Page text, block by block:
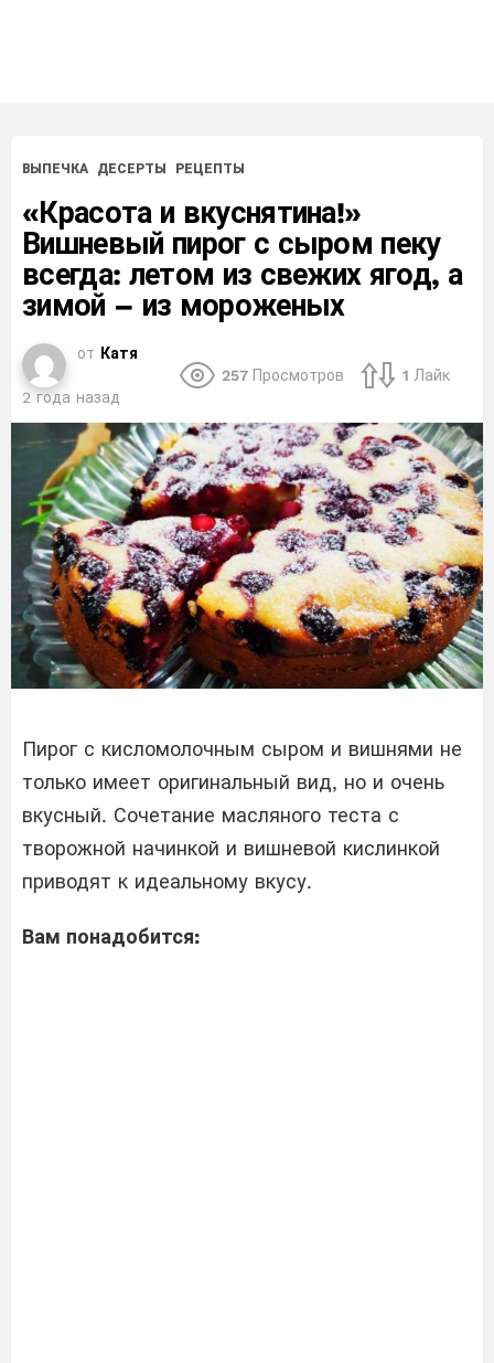
ВЫПЕЧКА ДЕСЕРТЫ РЕЦЕПТЫ
«Красота и вкуснятина!»
Вишневый пирог с сыром пеку
всегда: летом из свежих ягод, а
зимой – из мороженых
от Катя
2 года назад
257 Просмотров 1 Лайк
Пирог с кисломолочным сыром и вишнями не
только имеет оригинальный вид, но и очень
вкусный. Сочетание масляного теста с
творожной начинкой и вишневой кислинкой
приводят к идеальному вкусу.
Вам понадобится: